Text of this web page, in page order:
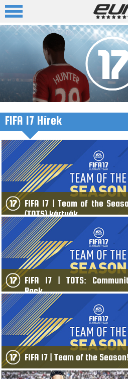
FIFA 17 Hírek
FIFA 17 | Team of the
(TOTS) kártyák
FIFA 17 | TOTS:
Pack
FIFA 17 | Team of the Season!